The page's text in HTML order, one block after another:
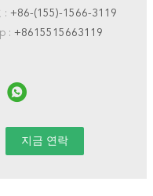
: +86-(155)-1566-3119
: +8615515663119